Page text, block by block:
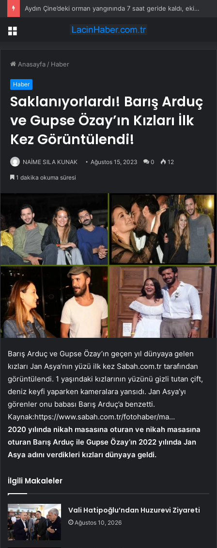
Aydın Çine’deki orman yangınında 7 saat geride kaldı, ekiplerin müdahalesi sürüyor
Menü
Anasayfa / Haber
Haber
Saklanıyorlardı! Barış Arduç
ve Gupse Özay’ın Kızları İlk
Kez Görüntülendi!
NAİME SILA KUNAK Ağustos 15, 2023 0 12
1 dakika okuma süresi
Barış Arduç ve Gupse Özay’ın geçen yıl dünyaya gelen
kızları Jan Asya’nın yüzü ilk kez Sabah.com.tr tarafından
görüntülendi. 1 yaşındaki kızlarının yüzünü gizli tutan çift,
deniz keyfi yaparken kameralara yansıdı. Jan Asya’yı
görenler onu babası Barış Arduç’a benzetti.
Kaynak:https://www.sabah.com.tr/fotohaber/ma…
2020 yılında nikah masasına oturan ve nikah masasına
oturan Barış Arduç ile Gupse Özay’ın 2022 yılında Jan
Asya adını verdikleri kızları dünyaya geldi.
İlgili Makaleler
Vali Hatipoğlu’ndan Huzurevi Ziyareti
Ağustos 10, 2026